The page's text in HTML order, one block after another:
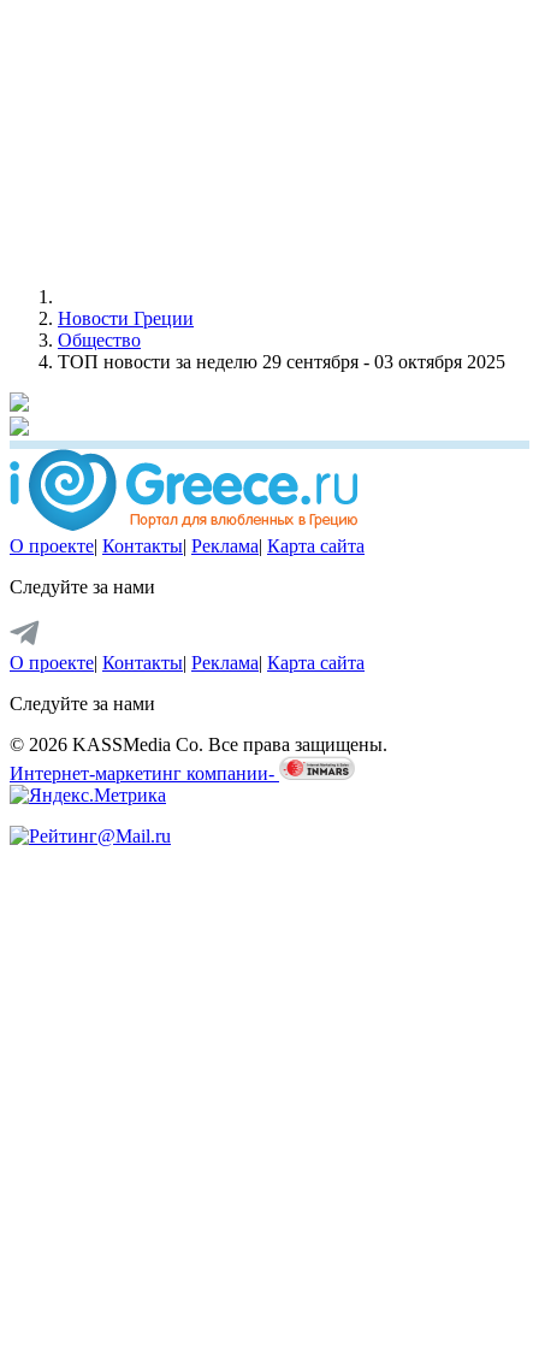
Новости Греции
Общество
ТОП новости за неделю 29 сентября - 03 октября 2025
О проекте| Контакты| Реклама| Карта сайта
Следуйте за нами
О проекте| Контакты| Реклама| Карта сайта
Следуйте за нами
© 2026 KASSMedia Co. Все права защищены.
Интернет-маркетинг компании-